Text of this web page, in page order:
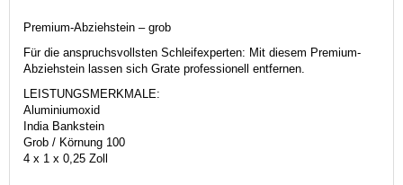
Premium-Abziehstein – grob
Für die anspruchsvollsten Schleifexperten: Mit diesem Premium-
Abziehstein lassen sich Grate professionell entfernen.
LEISTUNGSMERKMALE:
Aluminiumoxid
India Bankstein
Grob / Körnung 100
4 x 1 x 0,25 Zoll